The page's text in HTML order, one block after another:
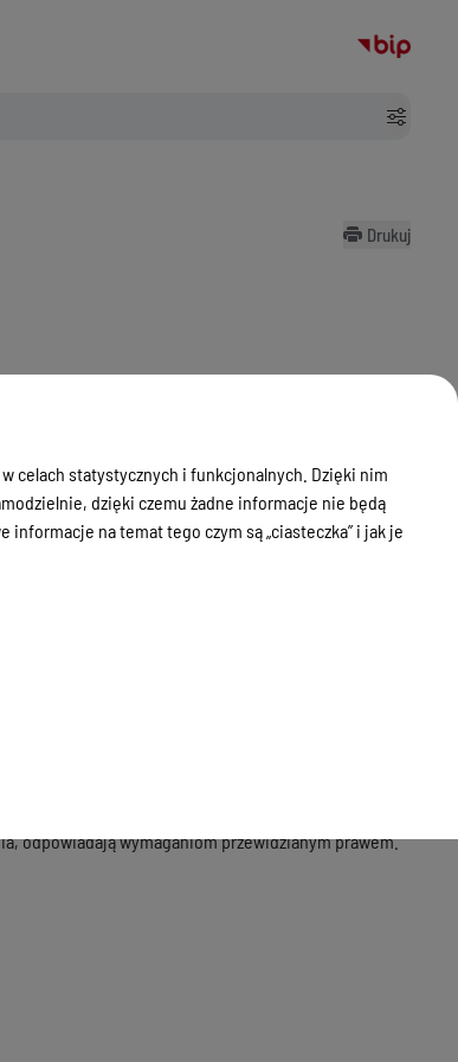
Drukuj
odpowiadają wymaganiom przewidzianym prawem.
celach statystycznych i funkcjonalnych. Dzięki nim
dzięki czemu żadne informacje nie będą
na temat tego czym są „ciasteczka” i jak je